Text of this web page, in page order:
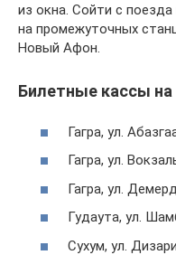
из окна. Сойти с
на промежуточных
Новый Афон.
Билетные кассы
Гагра, ул.
Гагра, ул.
Гагра, ул.
Гудаута, ул.
Сухум, ул.